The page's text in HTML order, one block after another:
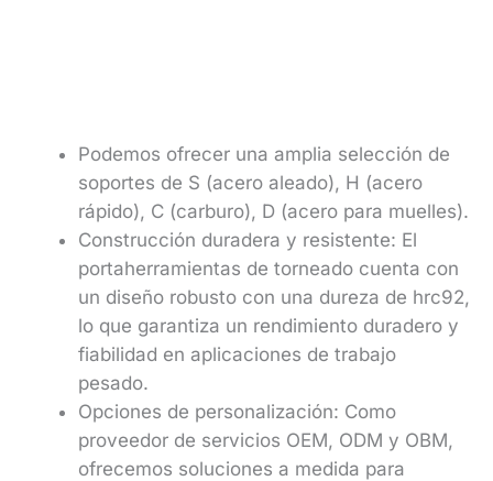
Podemos ofrecer una amplia selección de
soportes de S (acero aleado), H (acero
rápido), C (carburo), D (acero para muelles).
Construcción duradera y resistente: El
portaherramientas de torneado cuenta con
un diseño robusto con una dureza de hrc92,
lo que garantiza un rendimiento duradero y
fiabilidad en aplicaciones de trabajo
pesado.
Opciones de personalización: Como
proveedor de servicios OEM, ODM y OBM,
ofrecemos soluciones a medida para